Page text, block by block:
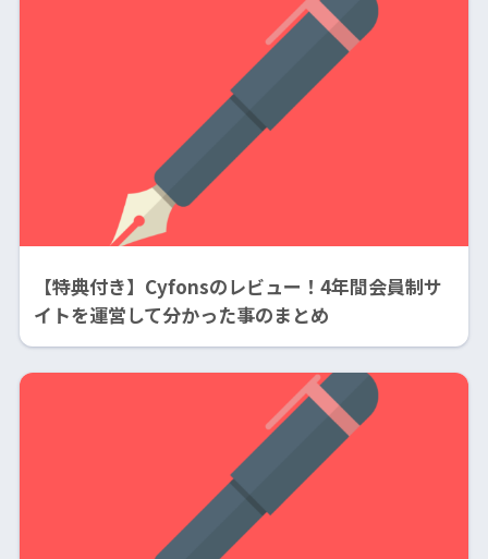
【特典付き】Cyfonsのレビュー！4年間会員制サ
イトを運営して分かった事のまとめ